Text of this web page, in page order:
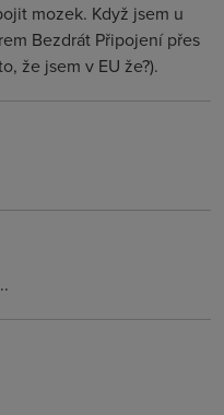
mozek. Když jsem u
Bezdrát Připojení přes
že jsem v EU že?).